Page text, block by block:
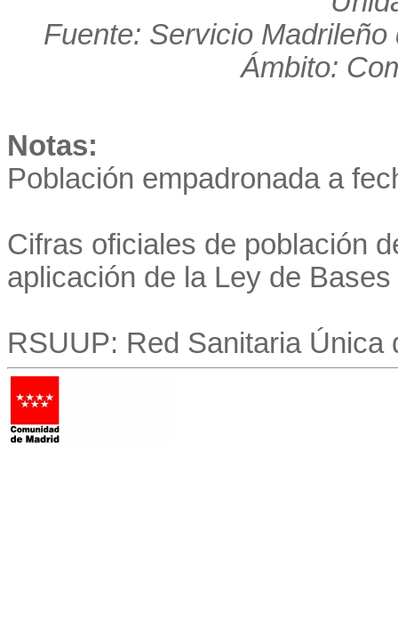
Fuente: Servicio
Ámbito:
Notas:
Población empadronada a
Cifras oficiales de población
aplicación de la Ley de
RSUUP: Red Sanitaria Única